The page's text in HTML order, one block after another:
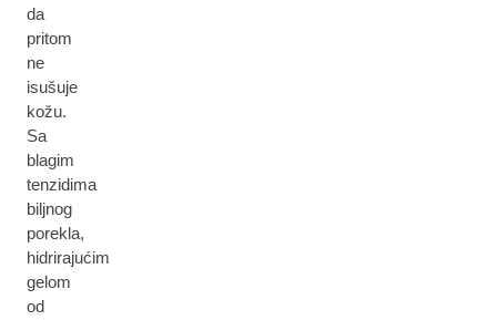
da
pritom
ne
isušuje
kožu.
Sa
blagim
tenzidima
biljnog
porekla,
hidrirajućim
gelom
od